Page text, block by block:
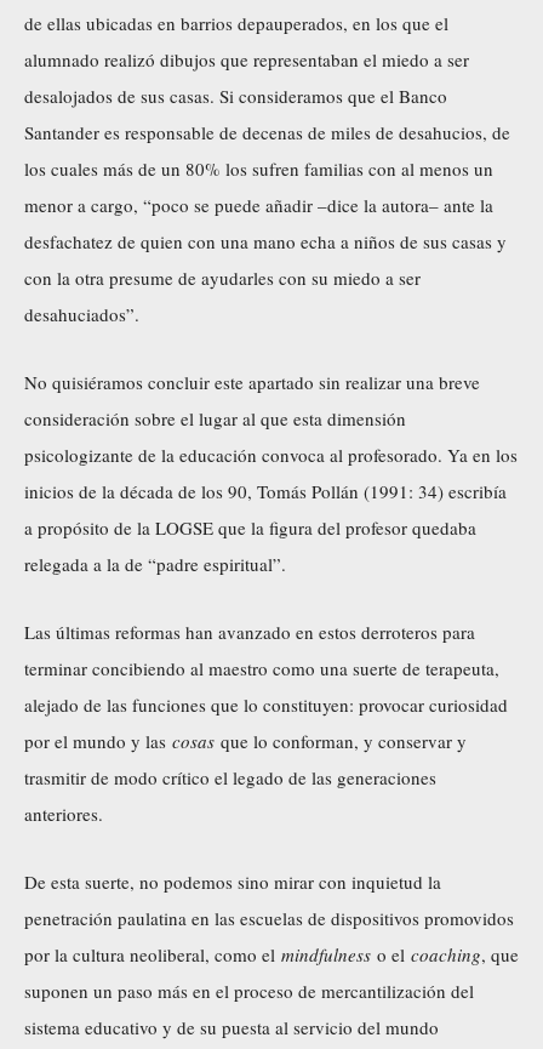
de ellas ubicadas en barrios depauperados, en los que el
alumnado realizó dibujos que representaban el miedo a ser
desalojados de sus casas. Si consideramos que el Banco
Santander es responsable de decenas de miles de desahucios, de
los cuales más de un 80% los sufren familias con al menos un
menor a cargo, “poco se puede añadir –dice la autora– ante la
desfachatez de quien con una mano echa a niños de sus casas y
con la otra presume de ayudarles con su miedo a ser
desahuciados”.
No quisiéramos concluir este apartado sin realizar una breve
consideración sobre el lugar al que esta dimensión
psicologizante de la educación convoca al profesorado. Ya en los
inicios de la década de los 90, Tomás Pollán (1991: 34) escribía
a propósito de la LOGSE que la figura del profesor quedaba
relegada a la de “padre espiritual”.
Las últimas reformas han avanzado en estos derroteros para
terminar concibiendo al maestro como una suerte de terapeuta,
alejado de las funciones que lo constituyen: provocar curiosidad
por el mundo y las cosas que lo conforman, y conservar y
trasmitir de modo crítico el legado de las generaciones
anteriores.
De esta suerte, no podemos sino mirar con inquietud la
penetración paulatina en las escuelas de dispositivos promovidos
por la cultura neoliberal, como el mindfulness o el coaching, que
suponen un paso más en el proceso de mercantilización del
sistema educativo y de su puesta al servicio del mundo